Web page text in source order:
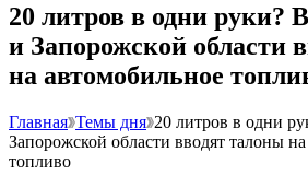
20 литров в одни руки?
и Запорожской области
на автомобильное
Главная Темы дня 20 литров в одни
Запорожской области вводят талоны
топливо